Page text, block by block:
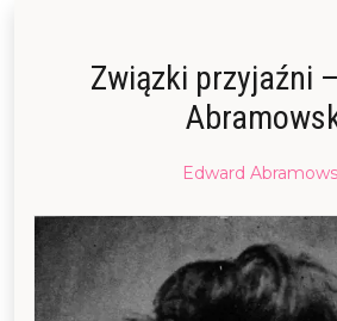
Związki przyjaźni
Posted
23/10/201609/11/
Edward